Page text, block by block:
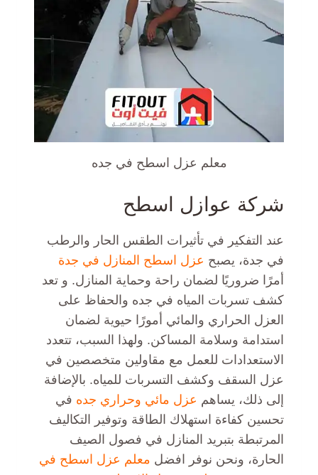
معلم عزل اسطح في جده
شركة عوازل اسطح
عند التفكير في تأثيرات الطقس الحار والرطب
في جدة، يصبح عزل اسطح المنازل في جدة
أمرًا ضروريًا لضمان راحة وحماية المنازل. و تعد
كشف تسربات المياه في جده والحفاظ على
العزل الحراري والمائي أمورًا حيوية لضمان
استدامة وسلامة المساكن. ولهذا السبب، تتعدد
الاستعدادات للعمل مع مقاولين متخصصين في
عزل السقف وكشف التسربات للمياه. بالإضافة
إلى ذلك، يساهم عزل مائي وحراري جده في
تحسين كفاءة استهلاك الطاقة وتوفير التكاليف
المرتبطة بتبريد المنازل في فصول الصيف
الحارة، ونحن نوفر افضل معلم عزل اسطح في